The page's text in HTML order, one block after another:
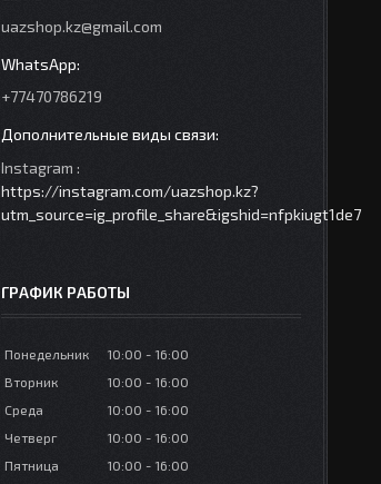
uazshop.kz@gmail.com
+77470786219
Instagram
https://instagram.com/uazshop.kz?
utm_source=ig_profile_share&igshid=nfpkiugt1de7
ГРАФИК РАБОТЫ
Понедельник 10:00
16:00
Вторник
10:00
16:00
Среда
10:00
16:00
Четверг
10:00
16:00
Пятница
10:00 16:00